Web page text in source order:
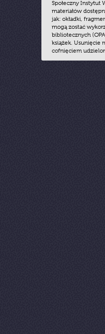
Społeczny Instytut
materiałów
jak: okładki,
mogą zostać
bibliotecznych
książek. Usunięcie
cofnięciem